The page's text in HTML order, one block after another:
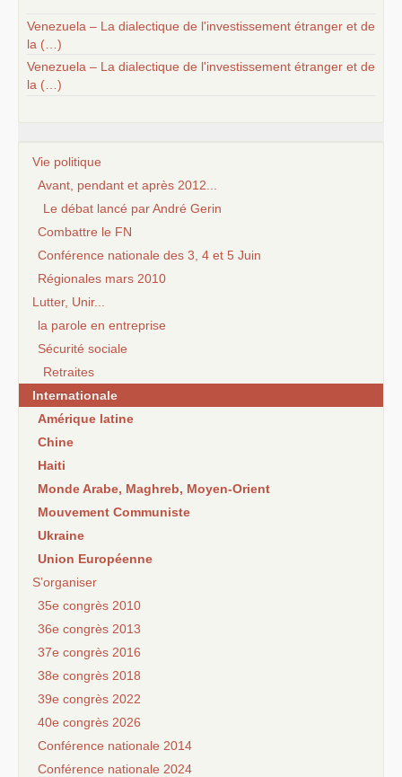
Venezuela – La dialectique de l'investissement étranger et de
la (…)
Venezuela – La dialectique de l'investissement étranger et de
la (…)
Vie politique
Avant, pendant et après 2012...
Le débat lancé par André Gerin
Combattre le FN
Conférence nationale des 3, 4 et 5 Juin
Régionales mars 2010
Lutter, Unir...
la parole en entreprise
Sécurité sociale
Retraites
Internationale
Amérique latine
Chine
Haiti
Monde Arabe, Maghreb, Moyen-Orient
Mouvement Communiste
Ukraine
Union Européenne
S’organiser
35e congrès 2010
36e congrès 2013
37e congrès 2016
38e congrès 2018
39e congrès 2022
40e congrès 2026
Conférence nationale 2014
Conférence nationale 2024